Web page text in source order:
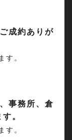
成約ありが
す。
事務所、倉
。
す。